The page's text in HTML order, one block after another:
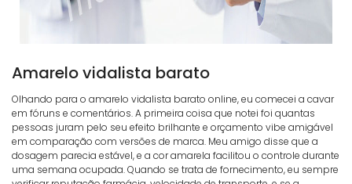
Amarelo vidalista barato
Olhando para o amarelo vidalista barato online, eu comecei a cavar
em fóruns e comentários. A primeira coisa que notei foi quantas
pessoas juram pelo seu efeito brilhante e orçamento vibe amigável
em comparação com versões de marca. Meu amigo disse que a
dosagem parecia estável, e a cor amarela facilitou o controle durante
uma semana ocupada. Quando se trata de fornecimento, eu sempre